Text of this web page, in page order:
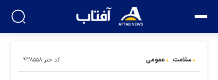
سلامت عمومی کد خبر:۴۲۸۵۵۸